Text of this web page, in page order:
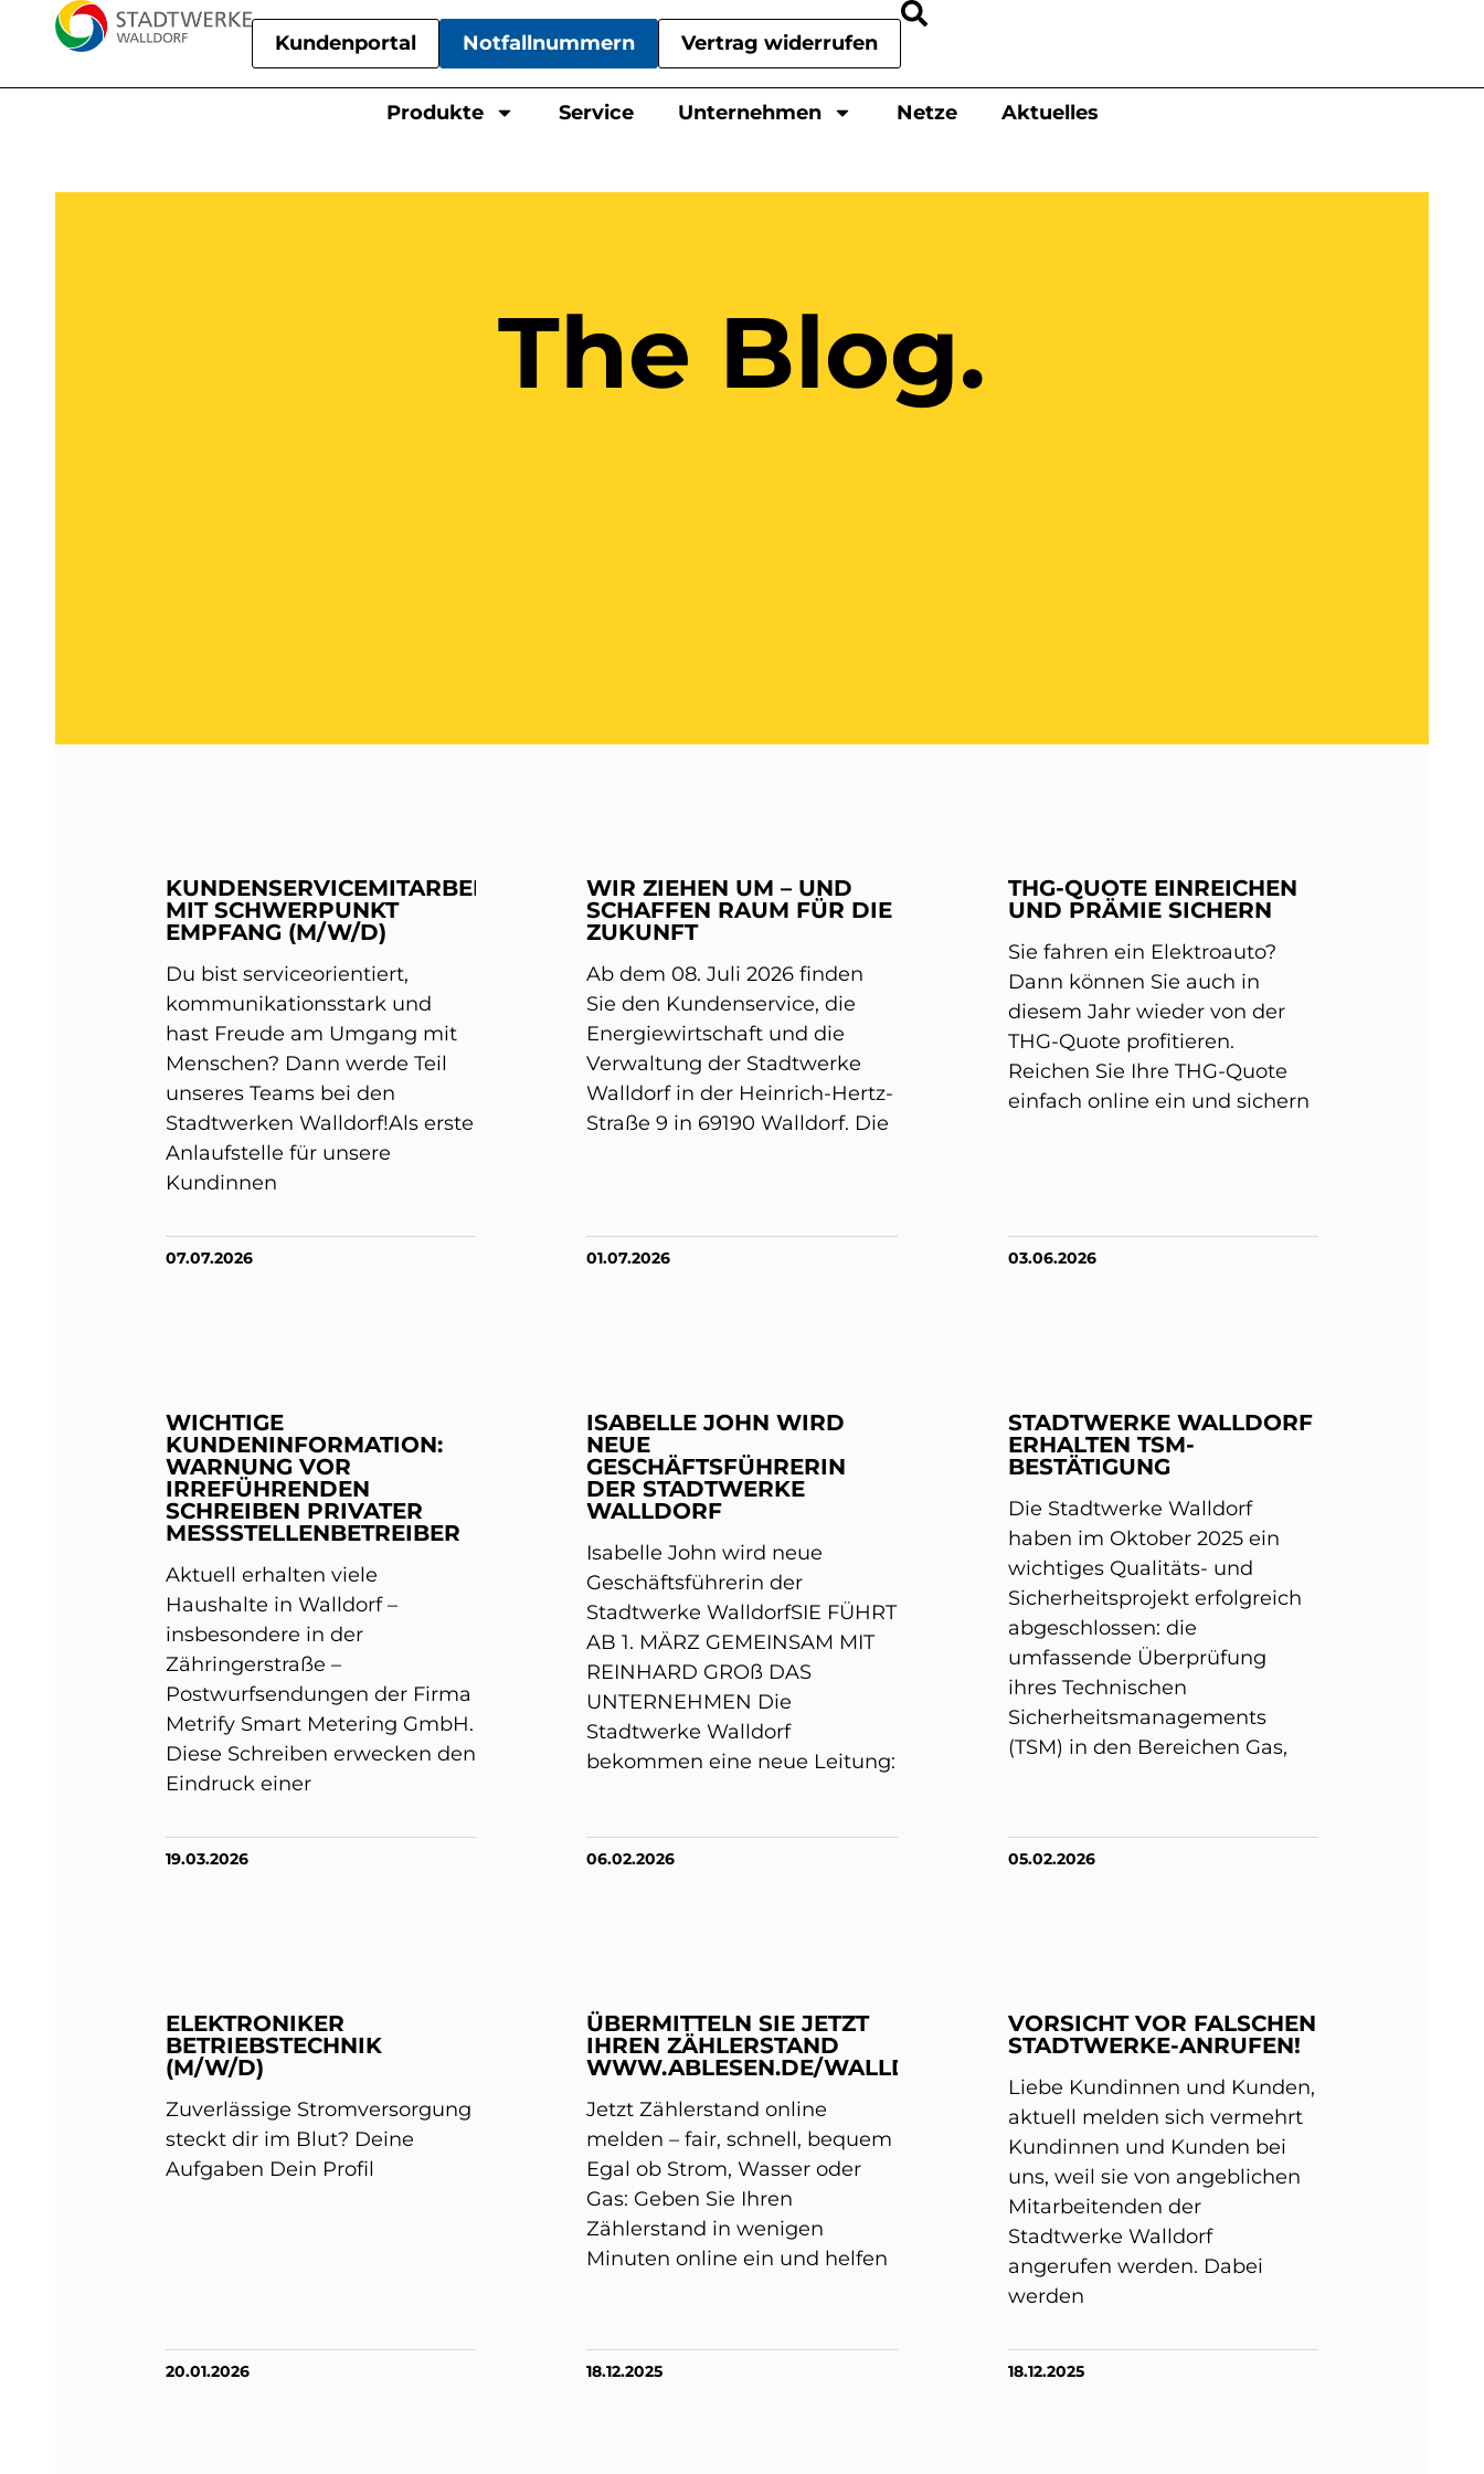
Kundenportal Notfallnummern Vertrag widerrufen
Produkte Service Unternehmen Netze Aktuelles
The Blog.
KUNDENSERVICEMITARBEITER
MIT SCHWERPUNKT
EMPFANG (M/W/D)
Du bist serviceorientiert,
kommunikationsstark und
hast Freude am Umgang mit
Menschen? Dann werde Teil
unseres Teams bei den
Stadtwerken Walldorf!Als erste
Anlaufstelle für unsere
Kundinnen
07.07.2026
WIR ZIEHEN UM – UND
SCHAFFEN RAUM FÜR DIE
ZUKUNFT
Ab dem 08. Juli 2026 finden
Sie den Kundenservice, die
Energiewirtschaft und die
Verwaltung der Stadtwerke
Walldorf in der Heinrich-Hertz-
Straße 9 in 69190 Walldorf. Die
01.07.2026
THG-QUOTE EINREICHEN
UND PRÄMIE SICHERN
Sie fahren ein Elektroauto?
Dann können Sie auch in
diesem Jahr wieder von der
THG-Quote profitieren.
Reichen Sie Ihre THG-Quote
einfach online ein und sichern
03.06.2026
WICHTIGE
KUNDENINFORMATION:
WARNUNG VOR
IRREFÜHRENDEN
SCHREIBEN PRIVATER
MESSSTELLENBETREIBER
Aktuell erhalten viele
Haushalte in Walldorf –
insbesondere in der
Zähringerstraße –
Postwurfsendungen der Firma
Metrify Smart Metering GmbH.
Diese Schreiben erwecken den
Eindruck einer
19.03.2026
ISABELLE JOHN WIRD
NEUE
GESCHÄFTSFÜHRERIN
DER STADTWERKE
WALLDORF
Isabelle John wird neue
Geschäftsführerin der
Stadtwerke WalldorfSIE FÜHRT
AB 1. MÄRZ GEMEINSAM MIT
REINHARD GROß DAS
UNTERNEHMEN Die
Stadtwerke Walldorf
bekommen eine neue Leitung:
06.02.2026
STADTWERKE WALLDORF
ERHALTEN TSM-
BESTÄTIGUNG
Die Stadtwerke Walldorf
haben im Oktober 2025 ein
wichtiges Qualitäts- und
Sicherheitsprojekt erfolgreich
abgeschlossen: die
umfassende Überprüfung
ihres Technischen
Sicherheitsmanagements
(TSM) in den Bereichen Gas,
05.02.2026
ELEKTRONIKER
BETRIEBSTECHNIK
(M/W/D)
Zuverlässige Stromversorgung
steckt dir im Blut? Deine
Aufgaben Dein Profil
20.01.2026
ÜBERMITTELN SIE JETZT
IHREN ZÄHLERSTAND
WWW.ABLESEN.DE/WALLDORF/
Jetzt Zählerstand online
melden – fair, schnell, bequem
Egal ob Strom, Wasser oder
Gas: Geben Sie Ihren
Zählerstand in wenigen
Minuten online ein und helfen
18.12.2025
VORSICHT VOR FALSCHEN
STADTWERKE-ANRUFEN!
Liebe Kundinnen und Kunden,
aktuell melden sich vermehrt
Kundinnen und Kunden bei
uns, weil sie von angeblichen
Mitarbeitenden der
Stadtwerke Walldorf
angerufen werden. Dabei
werden
18.12.2025